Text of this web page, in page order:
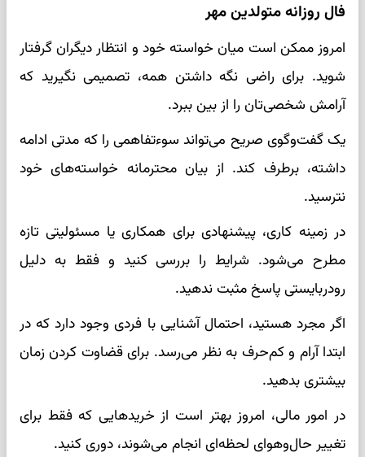
فال روزانه متولدین مهر
امروز ممکن است میان خواسته خود و انتظار دیگران گرفتار
شوید. برای راضی نگه داشتن همه، تصمیمی نگیرید که
آرامش شخصی‌تان را از بین ببرد.
یک گفت‌وگوی صریح می‌تواند سوءتفاهمی را که مدتی ادامه
داشته، برطرف کند. از بیان محترمانه خواسته‌های خود
نترسید.
در زمینه کاری، پیشنهادی برای همکاری یا مسئولیتی تازه
مطرح می‌شود. شرایط را بررسی کنید و فقط به دلیل
رودربایستی پاسخ مثبت ندهید.
اگر مجرد هستید، احتمال آشنایی با فردی وجود دارد که در
ابتدا آرام و کم‌حرف به نظر می‌رسد. برای قضاوت کردن زمان
بیشتری بدهید.
در امور مالی، امروز بهتر است از خریدهایی که فقط برای
تغییر حال‌وهوای لحظه‌ای انجام می‌شوند، دوری کنید.